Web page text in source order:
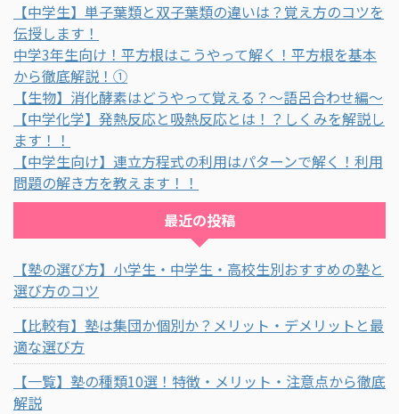
【中学生】単子葉類と双子葉類の違いは？覚え方のコツを
伝授します！
中学3年生向け！平方根はこうやって解く！平方根を基本
から徹底解説！①
【生物】消化酵素はどうやって覚える？～語呂合わせ編～
【中学化学】発熱反応と吸熱反応とは！？しくみを解説し
ます！！
【中学生向け】連立方程式の利用はパターンで解く！利用
問題の解き方を教えます！！
最近の投稿
【塾の選び方】小学生・中学生・高校生別おすすめの塾と
選び方のコツ
【比較有】塾は集団か個別か？メリット・デメリットと最
適な選び方
【一覧】塾の種類10選！特徴・メリット・注意点から徹底
解説